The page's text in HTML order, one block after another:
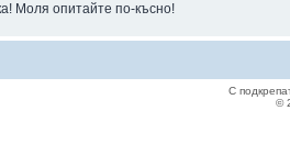
Моля опитайте по-късно!
С
©